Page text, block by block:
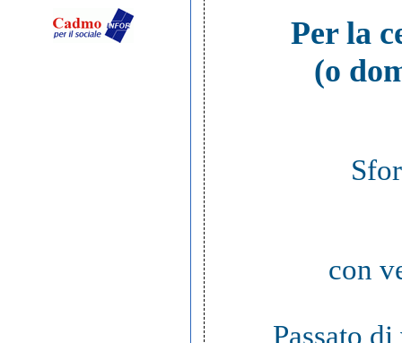
Per la
(o
con
Passato